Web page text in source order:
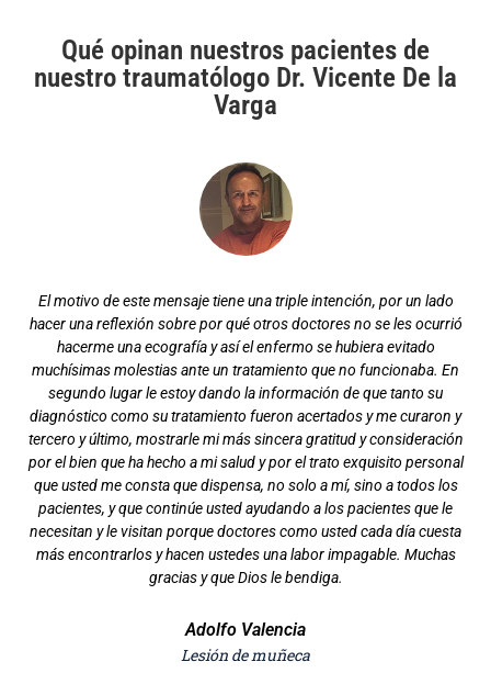
Qué opinan nuestros pacientes de
nuestro traumatólogo Dr. Vicente De la
Varga
Gracias al Doctor De la Varga sigo disfrutando de mi deporte y
ganando. Gracias¡¡
Juan Luis Aranda
Campeón de disciplina de Trial